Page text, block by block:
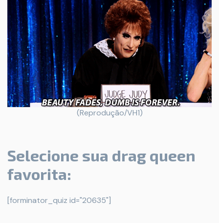
(Reprodução/VH1)
Selecione sua drag queen
favorita:
[forminator_quiz id="20635"]